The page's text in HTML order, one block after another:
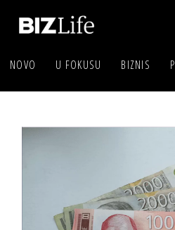
NOVO U FOKUSU BIZNIS